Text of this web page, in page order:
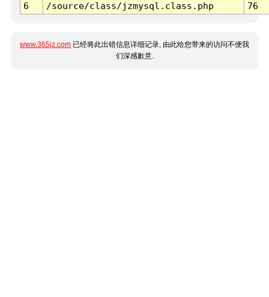
6
/source/class/jzmysql.class.php 76
www.365jz.com 已经将此出错信息详细记录, 由此给您带来的访问不便我
们深感歉意.